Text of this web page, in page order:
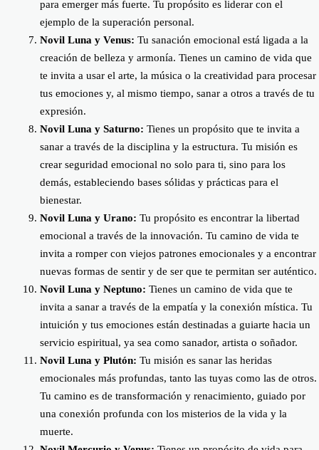
para emerger más fuerte. Tu propósito es liderar con el
ejemplo de la superación personal.
Novil Luna y Venus: Tu sanación emocional está ligada a la
creación de belleza y armonía. Tienes un camino de vida que
te invita a usar el arte, la música o la creatividad para procesar
tus emociones y, al mismo tiempo, sanar a otros a través de tu
expresión.
Novil Luna y Saturno: Tienes un propósito que te invita a
sanar a través de la disciplina y la estructura. Tu misión es
crear seguridad emocional no solo para ti, sino para los
demás, estableciendo bases sólidas y prácticas para el
bienestar.
Novil Luna y Urano: Tu propósito es encontrar la libertad
emocional a través de la innovación. Tu camino de vida te
invita a romper con viejos patrones emocionales y a encontrar
nuevas formas de sentir y de ser que te permitan ser auténtico.
Novil Luna y Neptuno: Tienes un camino de vida que te
invita a sanar a través de la empatía y la conexión mística. Tu
intuición y tus emociones están destinadas a guiarte hacia un
servicio espiritual, ya sea como sanador, artista o soñador.
Novil Luna y Plutón: Tu misión es sanar las heridas
emocionales más profundas, tanto las tuyas como las de otros.
Tu camino es de transformación y renacimiento, guiado por
una conexión profunda con los misterios de la vida y la
muerte.